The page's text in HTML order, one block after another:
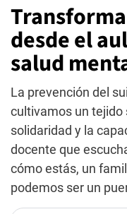
desde el
salud
La prevención del
cultivamos un tejido
solidaridad y la
docente que
cómo estás, un
podemos ser un